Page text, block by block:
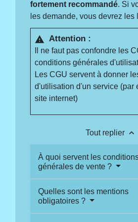
fortement recommandé. Si
les demande, vous devrez les
warning Attention :
Il ne faut pas confondre les
conditions générales
Les CGU servent à donner
d'utilisation d'un service (par
site internet)
Tout replier keyboard_arrow_up
À quoi servent les
générales de vente ?
Quelles sont les mentions
obligatoires ?